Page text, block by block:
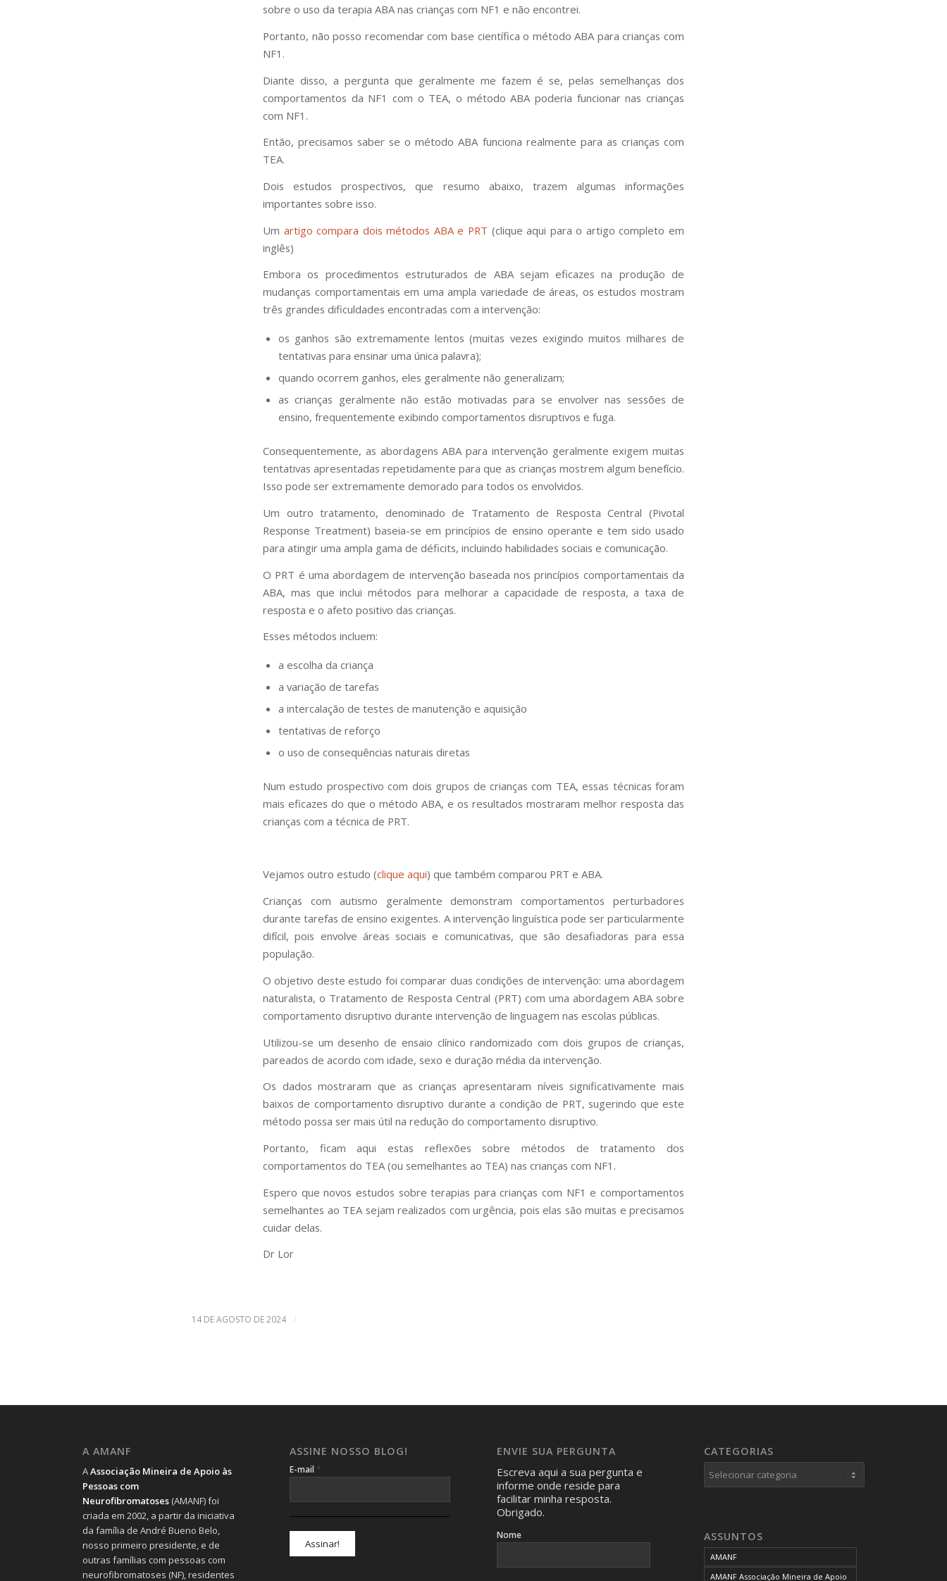
sobre o uso da terapia ABA nas crianças com NF1 e não encontrei.
Portanto, não posso recomendar com base científica o método ABA para crianças com
NF1.
Diante disso, a pergunta que geralmente me fazem é se, pelas semelhanças dos
comportamentos da NF1 com o TEA, o método ABA poderia funcionar nas crianças
com NF1.
Então, precisamos saber se o método ABA funciona realmente para as crianças com
TEA.
Dois estudos prospectivos, que resumo abaixo, trazem algumas informações
importantes sobre isso.
Um artigo compara dois métodos ABA e PRT (clique aqui para o artigo completo em
inglês)
Embora os procedimentos estruturados de ABA sejam eficazes na produção de
mudanças comportamentais em uma ampla variedade de áreas, os estudos mostram
três grandes dificuldades encontradas com a intervenção:
os ganhos são extremamente lentos (muitas vezes exigindo muitos milhares de
tentativas para ensinar uma única palavra);
quando ocorrem ganhos, eles geralmente não generalizam;
as crianças geralmente não estão motivadas para se envolver nas sessões de
ensino, frequentemente exibindo comportamentos disruptivos e fuga.
Consequentemente, as abordagens ABA para intervenção geralmente exigem muitas
tentativas apresentadas repetidamente para que as crianças mostrem algum benefício.
Isso pode ser extremamente demorado para todos os envolvidos.
Um outro tratamento, denominado de Tratamento de Resposta Central (Pivotal
Response Treatment) baseia-se em princípios de ensino operante e tem sido usado
para atingir uma ampla gama de déficits, incluindo habilidades sociais e comunicação.
O PRT é uma abordagem de intervenção baseada nos princípios comportamentais da
ABA, mas que inclui métodos para melhorar a capacidade de resposta, a taxa de
resposta e o afeto positivo das crianças.
Esses métodos incluem:
a escolha da criança
a variação de tarefas
a intercalação de testes de manutenção e aquisição
tentativas de reforço
o uso de consequências naturais diretas
Num estudo prospectivo com dois grupos de crianças com TEA, essas técnicas foram
mais eficazes do que o método ABA, e os resultados mostraram melhor resposta das
crianças com a técnica de PRT.
Vejamos outro estudo (clique aqui) que também comparou PRT e ABA.
Crianças com autismo geralmente demonstram comportamentos perturbadores
durante tarefas de ensino exigentes. A intervenção linguística pode ser particularmente
difícil, pois envolve áreas sociais e comunicativas, que são desafiadoras para essa
população.
O objetivo deste estudo foi comparar duas condições de intervenção: uma abordagem
naturalista, o Tratamento de Resposta Central (PRT) com uma abordagem ABA sobre
comportamento disruptivo durante intervenção de linguagem nas escolas públicas.
Utilizou-se um desenho de ensaio clínico randomizado com dois grupos de crianças,
pareados de acordo com idade, sexo e duração média da intervenção.
Os dados mostraram que as crianças apresentaram níveis significativamente mais
baixos de comportamento disruptivo durante a condição de PRT, sugerindo que este
método possa ser mais útil na redução do comportamento disruptivo.
Portanto, ficam aqui estas reflexões sobre métodos de tratamento dos
comportamentos do TEA (ou semelhantes ao TEA) nas crianças com NF1.
Espero que novos estudos sobre terapias para crianças com NF1 e comportamentos
semelhantes ao TEA sejam realizados com urgência, pois elas são muitas e precisamos
cuidar delas.
Dr Lor
14 DE AGOSTO DE 2024 /
A AMANF
AAssociação Mineira de Apoio às
Pessoas com
Neurofibromatoses (AMANF) foi
criada em 2002, a partir da iniciativa
da família de André Bueno Belo,
nosso primeiro presidente, e de
outras famílias com pessoas com
neurofibromatoses (NF), residentes
ASSINE NOSSO BLOG!
E-mail *
ENVIE SUA PERGUNTA
Escreva aqui a sua pergunta e
informe onde reside para
facilitar minha resposta.
Obrigado.
Nome
CATEGORIAS
Categorias
ASSUNTOS
AMANF
AMANF Associação Mineira de Apoio